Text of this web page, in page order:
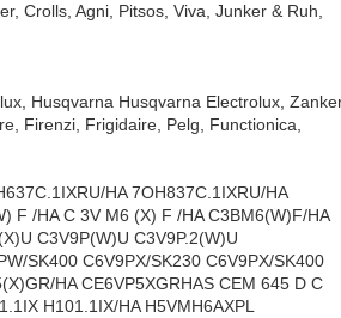
Crolls, Agni, Pitsos, Viva, Junker & Ruh,
Husqvarna Husqvarna Electrolux,
Firenzi, Frigidaire, Pelg, Functionica,
HA 7OH837C.1IXRU/HA
F /HA C 3V M6 (X) F /HA C3BM6(W)F/HA
C3V9P(W)U C3V9P.2(W)U
SK400 C6V9PX/SK230 C6V9PX/SK400
HA CE6VP5XGRHAS CEM 645 D C
H101.1IX/HA H5VMH6AXPL